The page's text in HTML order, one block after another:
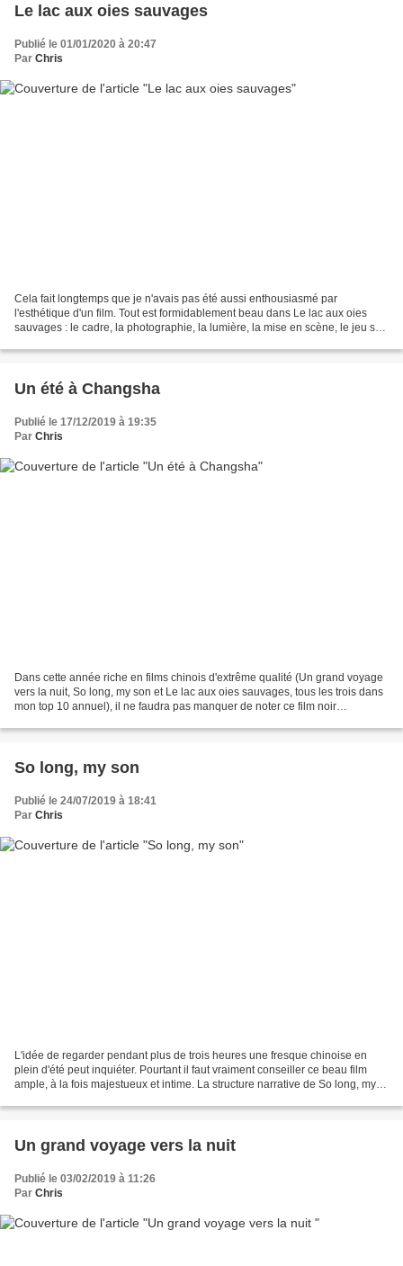
Le lac aux oies sauvages
Publié le 01/01/2020 à 20:47
Par Chris
Cela fait longtemps que je n'avais pas été aussi enthousiasmé par
l'esthétique d'un film. Tout est formidablement beau dans Le lac aux oies
sauvages : le cadre, la photographie, la lumière, la mise en scène, le jeu sur
Un été à Changsha
Publié le 17/12/2019 à 19:35
Par Chris
Dans cette année riche en films chinois d'extrême qualité (Un grand voyage
vers la nuit, So long, my son et Le lac aux oies sauvages, tous les trois dans
mon top 10 annuel), il ne faudra pas manquer de noter ce film noir
So long, my son
Publié le 24/07/2019 à 18:41
Par Chris
L'idée de regarder pendant plus de trois heures une fresque chinoise en
plein d'été peut inquiéter. Pourtant il faut vraiment conseiller ce beau film
ample, à la fois majestueux et intime. La structure narrative de So long, my
Un grand voyage vers la nuit
Publié le 03/02/2019 à 11:26
Par Chris